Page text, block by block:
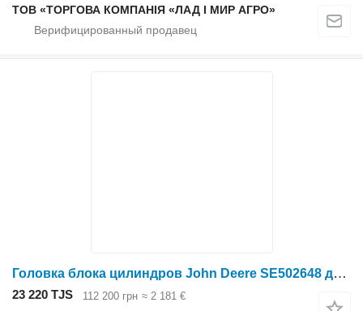
ТОВ «ТОРГОВА КОМПАНІЯ «ЛАД І МИР АГРО»
Головка блока цилиндров John Deere SE502648 для трактора колесного John Deere JDR4030 61070R, 7250R
23 220 TJS 112 200 грн ≈ 2 181 €